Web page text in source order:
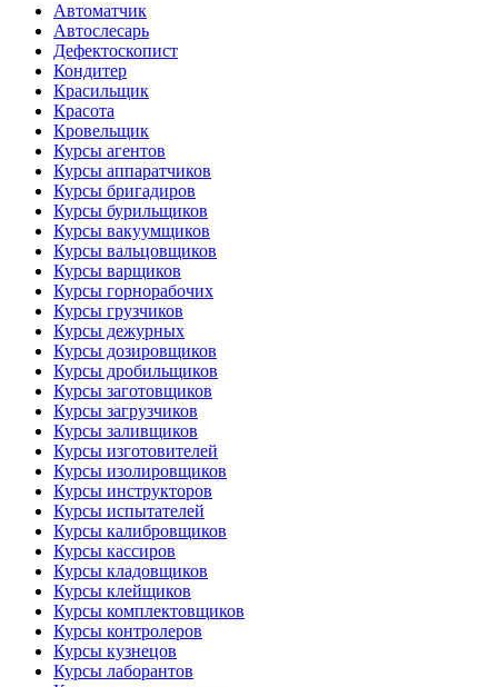
Автоматчик
Автослесарь
Дефектоскопист
Кондитер
Красильщик
Красота
Кровельщик
Курсы агентов
Курсы аппаратчиков
Курсы бригадиров
Курсы бурильщиков
Курсы вакуумщиков
Курсы вальцовщиков
Курсы варщиков
Курсы горнорабочих
Курсы грузчиков
Курсы дежурных
Курсы дозировщиков
Курсы дробильщиков
Курсы заготовщиков
Курсы загрузчиков
Курсы заливщиков
Курсы изготовителей
Курсы изолировщиков
Курсы инструкторов
Курсы испытателей
Курсы калибровщиков
Курсы кассиров
Курсы кладовщиков
Курсы клейщиков
Курсы комплектовщиков
Курсы контролеров
Курсы кузнецов
Курсы лаборантов